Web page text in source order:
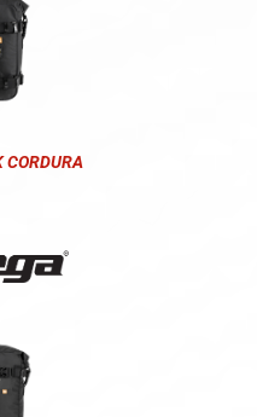
CORDURA